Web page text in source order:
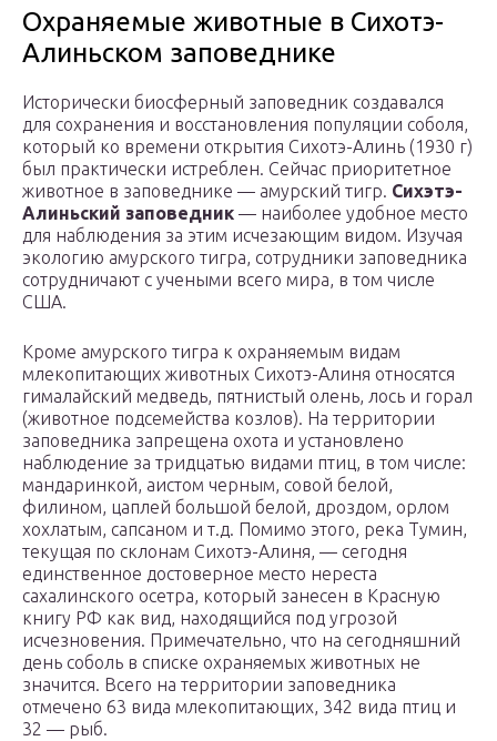
Охраняемые животные в Сихотэ-
Алиньском заповеднике
Исторически биосферный заповедник создавался
для сохранения и восстановления популяции соболя,
который ко времени открытия Сихотэ-Алинь (1930 г)
был практически истреблен. Сейчас приоритетное
животное в заповеднике — амурский тигр. Сихэтэ-
Алиньский заповедник — наиболее удобное место
для наблюдения за этим исчезающим видом. Изучая
экологию амурского тигра, сотрудники заповедника
сотрудничают с учеными всего мира, в том числе
США.
Кроме амурского тигра к охраняемым видам
млекопитающих животных Сихотэ-Алиня относятся
гималайский медведь, пятнистый олень, лось и горал
(животное подсемейства козлов). На территории
заповедника запрещена охота и установлено
наблюдение за тридцатью видами птиц, в том числе:
мандаринкой, аистом черным, совой белой,
филином, цаплей большой белой, дроздом, орлом
хохлатым, сапсаном и т.д. Помимо этого, река Тумин,
текущая по склонам Сихотэ-Алиня, — сегодня
единственное достоверное место нереста
сахалинского осетра, который занесен в Красную
книгу РФ как вид, находящийся под угрозой
исчезновения. Примечательно, что на сегодняшний
день соболь в списке охраняемых животных не
значится. Всего на территории заповедника
отмечено 63 вида млекопитающих, 342 вида птиц и
32 — рыб.